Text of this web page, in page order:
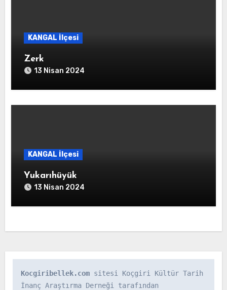
KANGAL İlçesi
Zerk
13 Nisan 2024
KANGAL İlçesi
Yukarıhüyük
13 Nisan 2024
Kocgiribellek.com sitesi Koçgiri Kültür Tarih
İnanç Araştırma Derneği tarafından